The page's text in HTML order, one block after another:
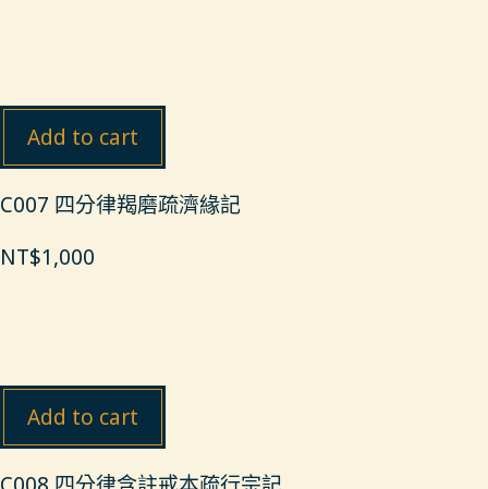
Add to cart
C007 四分律羯磨疏濟緣記
NT$1,000
Add to cart